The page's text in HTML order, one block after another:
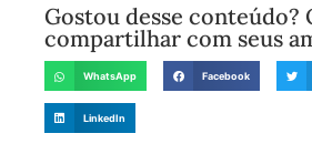
Gostou desse conteúdo?
compartilhar com seus
WhatsApp Facebook
LinkedIn